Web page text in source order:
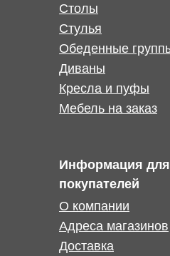
Информация для
покупателей
Обеденные
Мебель на заказ
Кресла и пуфы
Диваны
Стулья
Доставка
Адреса магазинов
О компании
Столы